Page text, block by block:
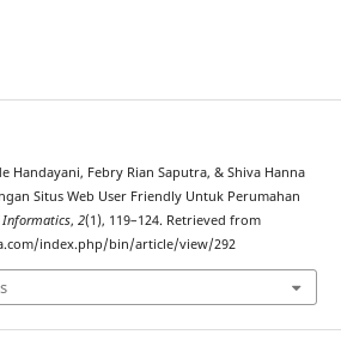
Handayani, Febry Rian Saputra, & Shiva Hanna
Situs Web User Friendly Untuk Perumahan
Informatics, 2(1), 119–124. Retrieved from
index.php/bin/article/view/292